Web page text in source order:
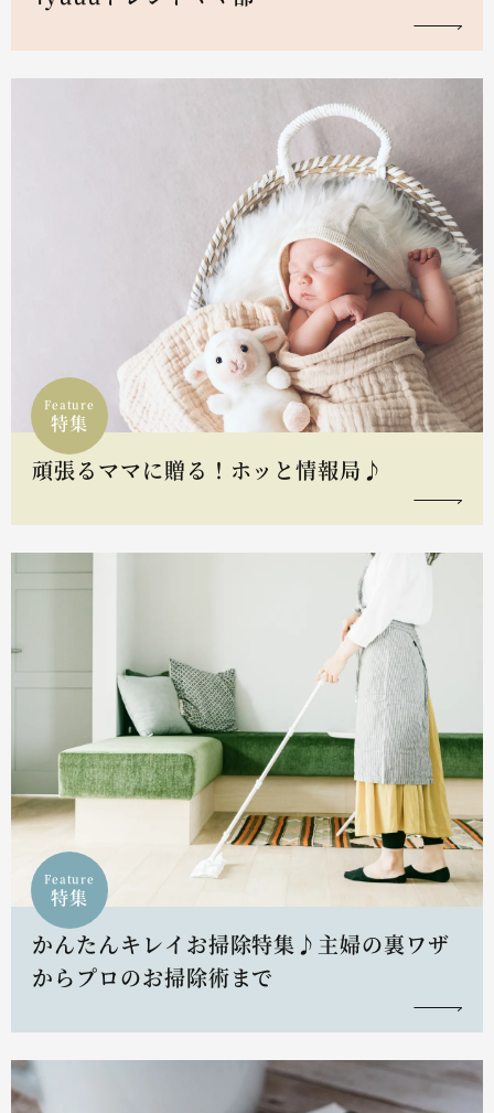
Feature
特集
頑張るママに贈る！ホッと情報局♪
Feature
特集
かんたんキレイお掃除特集♪主婦の裏ワザ
からプロのお掃除術まで